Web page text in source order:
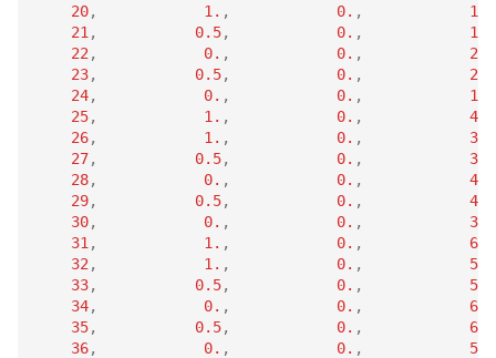
20, 1. , 0. ,
1.
21 , 0.5, 0. ,
1.
22 , 0. , 0. ,
2.
23, 0.5, 0. ,
2.
24, 0. , 0. ,
1.
25, 1. , 0. ,
4.
26, 1. , 0. ,
3.
27, 0.5, 0. ,
3.
28, 0. , 0. ,
4.
29, 0.5, 0. ,
4.
30, 0. , 0. ,
3.
31 , 1. , 0. ,
6.
32 , 1. , 0. ,
5.
33, 0.5, 0. ,
5.
34, 0. , 0. ,
6.
35, 0.5, 0. ,
6.
36, 0. , 0. ,
5.